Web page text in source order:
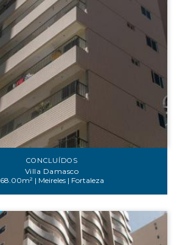
CONCLUÍDOS
Villa Damasco
68.00m² | Meireles | Fortaleza